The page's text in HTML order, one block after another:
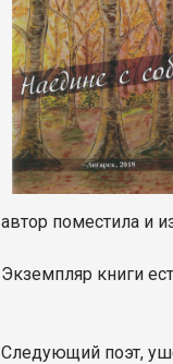
автор поместила и
Экземпляр книги
Следующий поэт,